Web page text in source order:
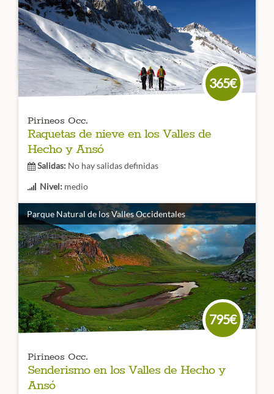
Perdidoen su lado más salvaje, un viaje de trekking para
recordar por su belleza y por las multiples imágenes
imborrables que podremos admirar.
CÓDIGO VIAJE: 005TES
365€
Pirineos Occ.
Raquetas de nieve en los Valles de
Hecho y Ansó
Salidas: No hay salidas definidas
Nivel: medio
5 o 3 días
Raquetas de Nieve en PirineosUn rincón perdido donde
disfrutar de unaexperiencia de flotar en la nievey
observar unos paisajes de ensueño de la mano de un guía
de montaña.
CÓDIGO VIAJE: 001RES
Parque Natural de los Valles Occidentales
795€
Pirineos Occ.
Senderismo en los Valles de Hecho y
Ansó